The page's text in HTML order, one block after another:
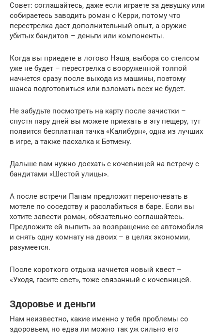
Совет: соглашайтесь, даже если играете за девушку или
собираетесь заводить роман с Керри, потому что
перестрелка даст дополнительный опыт, а оружие
убитых бандитов – деньги или компоненты.
Когда вы приедете в логово Нэша, выбора со стелсом
уже не будет – перестрелка с вооруженной толпой
начнется сразу после выхода из машины, поэтому
шанса подготовиться или взломать всех не будет.
Не забудьте посмотреть на карту после зачистки –
спустя пару дней вы можете приехать в эту пещеру, тут
появится бесплатная тачка «Калибурн», одна из лучших
в игре, а также пасхалка к Бэтмену.
Дальше вам нужно доехать с кочевницей на встречу с
бандитами «Шестой улицы».
А после встречи Панам предложит переночевать в
мотеле по соседству и расслабиться в баре. Если вы
хотите завести роман, обязательно соглашайтесь.
Предложите ей выпить за возвращение ее автомобиля
и снять одну комнату на двоих – в целях экономии,
разумеется.
После короткого отдыха начнется новый квест –
«Уходя, гасите свет», тоже связанный с кочевницей.
Здоровье и деньги
Нам неизвестно, какие именно у тебя проблемы со
здоровьем, но едва ли можно так уж сильно его